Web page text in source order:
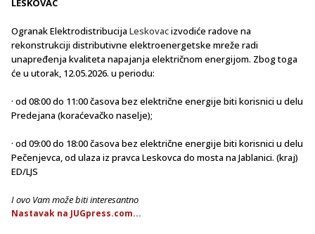
LESKOVAC
Ogranak Elektrodistribucija Leskovacizvodiće radove na
rekonstrukciji distributivne elektroenergetske mreže radi
unapređenja kvaliteta napajanja električnom energijom. Zbog toga
će u utorak, 12.05.2026. u periodu:
· od 08:00 do 11:00 časova bez električne energije biti korisnici u delu
Predejana (koraćevačko naselje);
· od 09:00 do 18:00 časova bez električne energije biti korisnici u delu
Pečenjevca, od ulaza iz pravca Leskovca do mosta na Jablanici. (kraj)
ED/LJS
I ovo Vam može biti interesantno
Nastavak na JUGpress.com...